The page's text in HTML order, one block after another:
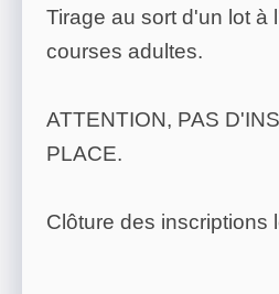
Tirage au sort d'un lot à
courses adultes.
ATTENTION, PAS
PLACE.
Clôture des inscriptions